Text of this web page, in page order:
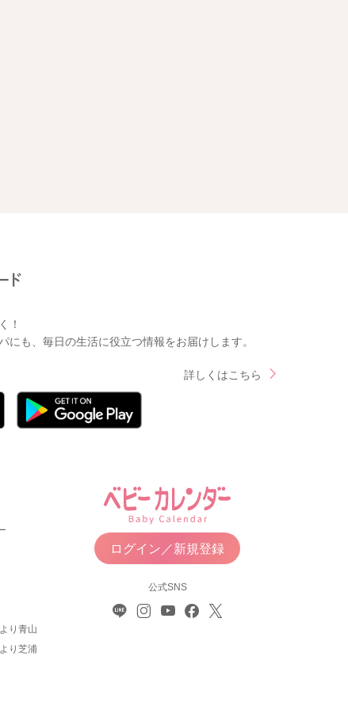
！
も、毎日の生活に役立つ情報をお届けします。
詳しくはこちら
り青山
り芝浦
ログイン／新規登録
公式SNS